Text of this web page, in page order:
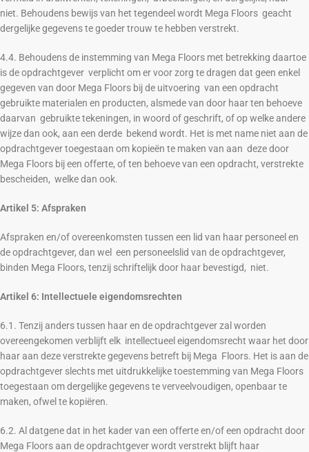
niet. Behoudens bewijs van het tegendeel wordt Mega Floors geacht
dergelijke gegevens te goeder trouw te hebben verstrekt.
4.4. Behoudens de instemming van Mega Floors met betrekking daartoe
is de opdrachtgever verplicht om er voor zorg te dragen dat geen enkel
gegeven van door Mega Floors bij de uitvoering van een opdracht
gebruikte materialen en producten, alsmede van door haar ten behoeve
daarvan gebruikte tekeningen, in woord of geschrift, of op welke andere
wijze dan ook, aan een derde bekend wordt. Het is met name niet aan de
opdrachtgever toegestaan om kopieën te maken van aan deze door
Mega Floors bij een offerte, of ten behoeve van een opdracht, verstrekte
bescheiden, welke dan ook.
Artikel 5: Afspraken
Afspraken en/of overeenkomsten tussen een lid van haar personeel en
de opdrachtgever, dan wel een personeelslid van de opdrachtgever,
binden Mega Floors, tenzij schriftelijk door haar bevestigd, niet.
Artikel 6: Intellectuele eigendomsrechten
6.1. Tenzij anders tussen haar en de opdrachtgever zal worden
overeengekomen verblijft elk intellectueel eigendomsrecht waar het door
haar aan deze verstrekte gegevens betreft bij Mega Floors. Het is aan de
opdrachtgever slechts met uitdrukkelijke toestemming van Mega Floors
toegestaan om dergelijke gegevens te verveelvoudigen, openbaar te
maken, ofwel te kopiëren.
6.2. Al datgene dat in het kader van een offerte en/of een opdracht door
Mega Floors aan de opdrachtgever wordt verstrekt blijft haar